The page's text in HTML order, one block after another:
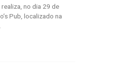
no dia 29 de
Pub, localizado na